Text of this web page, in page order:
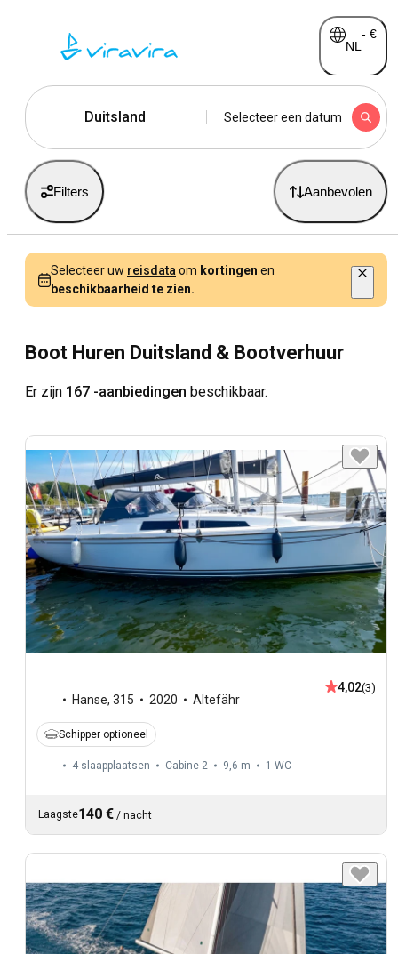
NL
- €
Duitsland Selecteer een datum
Filters Aanbevolen
Selecteer uw reisdata om kortingen en
beschikbaarheid te zien.
Boot Huren Duitsland & Bootverhuur
Er zijn 167 -aanbiedingen beschikbaar.
Hanse, 315 2020 Altefähr
4,02(3)
Schipper optioneel
4 slaapplaatsen Cabine 2 9,6 m 1 WC
Laagste140 € / nacht